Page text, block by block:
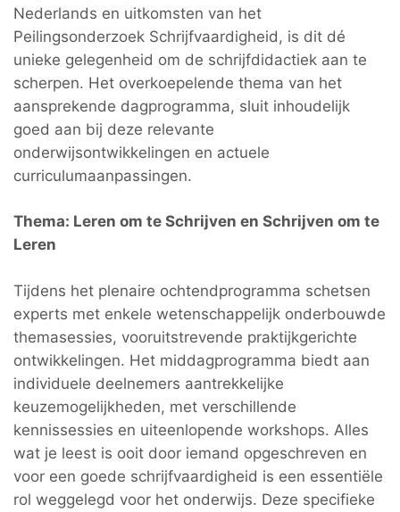
Nederlands en uitkomsten van het
Peilingsonderzoek Schrijfvaardigheid, is dit dé
unieke gelegenheid om de schrijfdidactiek aan te
scherpen. Het overkoepelende thema van het
aansprekende dagprogramma, sluit inhoudelijk
goed aan bij deze relevante
onderwijsontwikkelingen en actuele
curriculumaanpassingen.
Thema: Leren om te Schrijven en Schrijven om te
Leren
Tijdens het plenaire ochtendprogramma schetsen
experts met enkele wetenschappelijk onderbouwde
themasessies, vooruitstrevende praktijkgerichte
ontwikkelingen. Het middagprogramma biedt aan
individuele deelnemers aantrekkelijke
keuzemogelijkheden, met verschillende
kennissessies en uiteenlopende workshops. Alles
wat je leest is ooit door iemand opgeschreven en
voor een goede schrijfvaardigheid is een essentiële
rol weggelegd voor het onderwijs. Deze specifieke